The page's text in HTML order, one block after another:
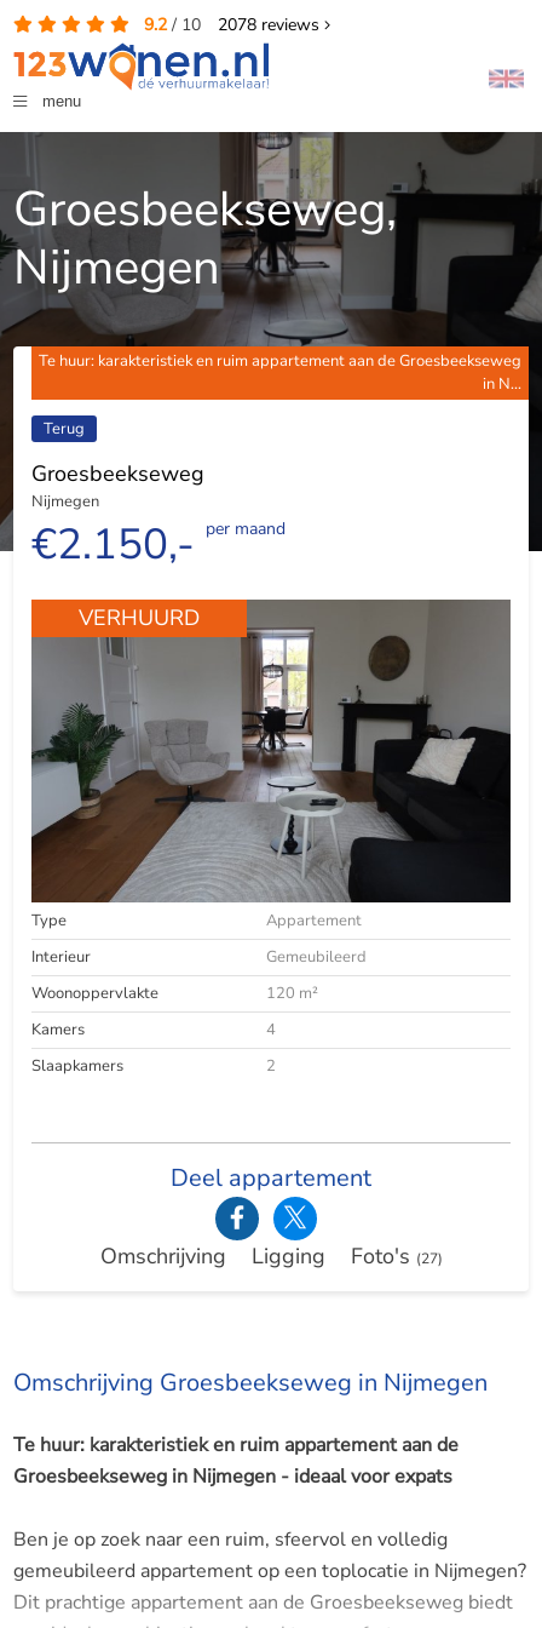
9.2/ 10 2078reviews
menu
Groesbeekseweg,
Nijmegen
Te huur: karakteristiek en ruim appartement aan de Groesbeekseweg
in N...
Terug
Groesbeekseweg
Nijmegen
€2.150,- per maand
VERHUURD
Type
Appartement
Interieur
Gemeubileerd
Woonoppervlakte
120 m²
Kamers
4
Slaapkamers
2
Deel appartement
Omschrijving Ligging Foto's (27)
Omschrijving Groesbeekseweg in Nijmegen
Te huur: karakteristiek en ruim appartement aan de
Groesbeekseweg in Nijmegen - ideaal voor expats
Ben je op zoek naar een ruim, sfeervol en volledig
gemeubileerd appartement op een toplocatie in Nijmegen?
Dit prachtige appartement aan de Groesbeekseweg biedt